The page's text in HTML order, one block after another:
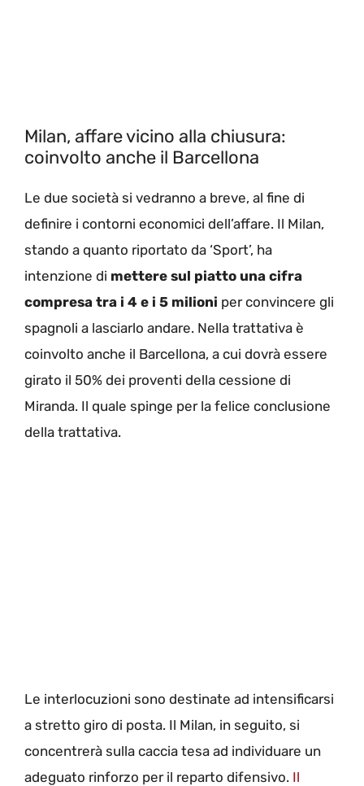
Milan, affare vicino alla chiusura:
coinvolto anche il Barcellona
Le due società si vedranno a breve, al fine di
definire i contorni economici dell’affare. Il Milan,
stando a quanto riportato da ‘Sport’, ha
intenzione di mettere sul piatto una cifra
compresa tra i 4 e i 5 milioni per convincere gli
spagnoli a lasciarlo andare. Nella trattativa è
coinvolto anche il Barcellona, a cui dovrà essere
girato il 50% dei proventi della cessione di
Miranda. Il quale spinge per la felice conclusione
della trattativa.
Le interlocuzioni sono destinate ad intensificarsi
a stretto giro di posta. Il Milan, in seguito, si
concentrerà sulla caccia tesa ad individuare un
adeguato rinforzo per il reparto difensivo. Il